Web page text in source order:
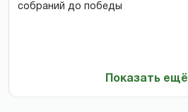
собраний до победы
Показать ещё